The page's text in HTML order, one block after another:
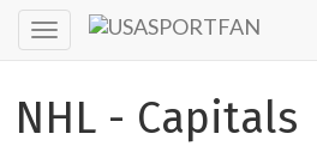
Toggle
navigation
NHL - Capitals